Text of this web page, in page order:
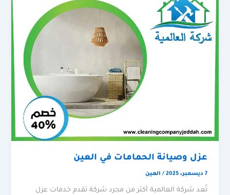
عزل وصيانة الحمامات في العين
7 ديسمبر، 2025 / العين
تُعد شركة العالمية أكثر من مجرد شركة تقدم خدمات عزل